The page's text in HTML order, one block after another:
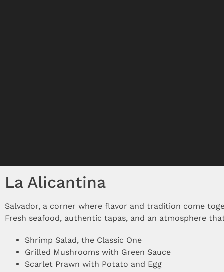
La Alicantina
Salvador, a corner where flavor and tradition come
Fresh seafood, authentic tapas, and an atmosphere
Shrimp Salad, the Classic One
Grilled Mushrooms with Green Sauce
Scarlet Prawn with Potato and Egg